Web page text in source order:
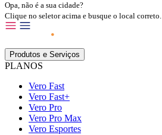
Opa, não é a sua cidade?
Clique no seletor acima e busque o local correto.
Produtos e Serviços
PLANOS
Vero Fast
Vero Fast+
Vero Pro
Vero Pro Max
Vero Esportes